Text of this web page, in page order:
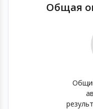
Общая